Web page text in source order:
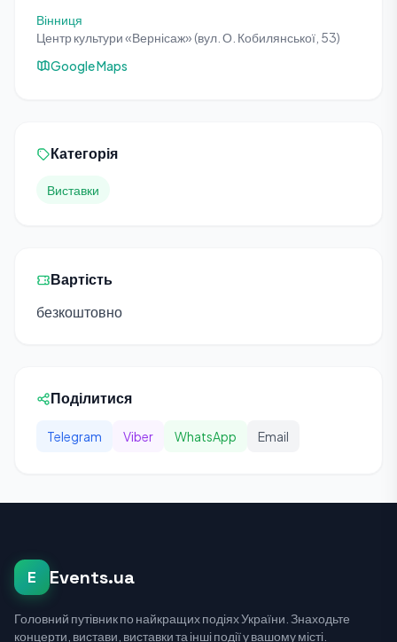
Вінниця
Центр культури «Вернісаж» (вул. О. Кобилянської, 53)
Google Maps
Категорія
Виставки
Вартість
безкоштовно
Поділитися
Telegram Viber WhatsApp Email
E Events.ua
Головний путівник по найкращих подіях України. Знаходьте
концерти, вистави, виставки та інші події у вашому місті.